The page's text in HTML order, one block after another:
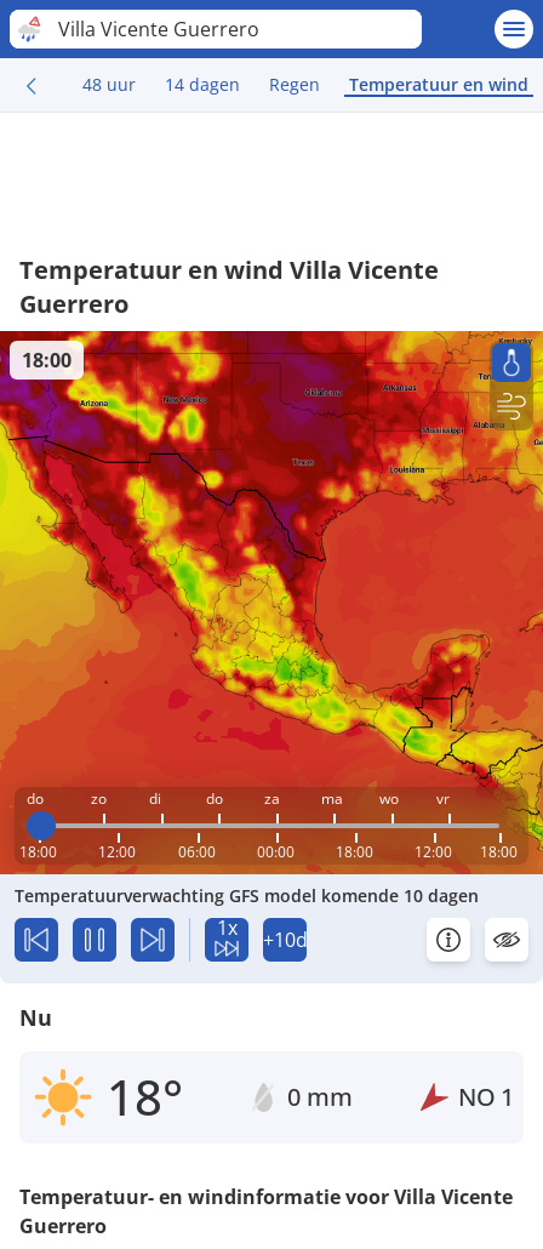
Villa Vicente Guerrero
48 uur 14 dagen Regen Temperatuur en wind
Temperatuur en wind Villa Vicente
Guerrero
do zo di do za ma wo vr
18:00 12:00 06:00 00:00 18:00 12:00 18:00
18:00
Temperatuurverwachting GFS model komende 10 dagen
1x +10d
Nu
18° 0 mm NO 1
Temperatuur- en windinformatie voor Villa Vicente
Guerrero